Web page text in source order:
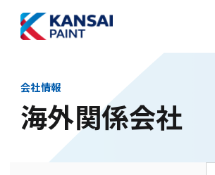
会社情報
海外関係会社